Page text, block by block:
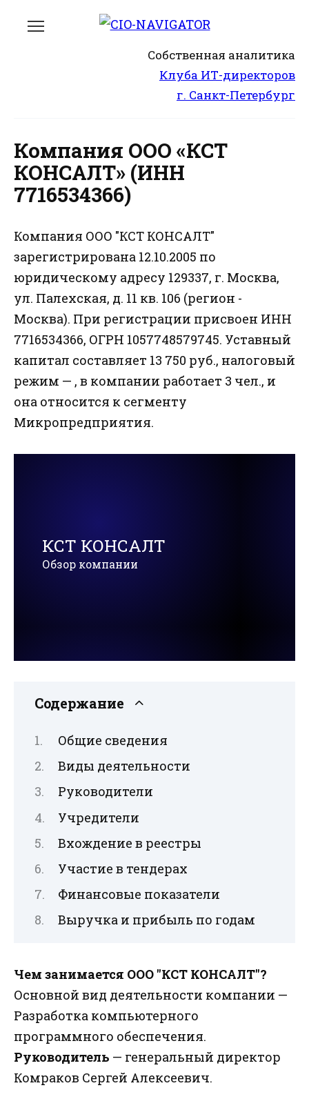
Собственная аналитика
Клуба ИТ-директоров
г. Санкт-Петербург
Компания ООО «КСТ
КОНСАЛТ» (ИНН
7716534366)
Компания ООО "КСТ КОНСАЛТ"
зарегистрирована 12.10.2005 по
юридическому адресу 129337, г. Москва,
ул. Палехская, д. 11 кв. 106 (регион -
Москва). При регистрации присвоен ИНН
7716534366, ОГРН 1057748579745. Уставный
капитал составляет 13 750 руб., налоговый
режим — , в компании работает 3 чел., и
она относится к сегменту
Микропредприятия.
КСТ КОНСАЛТ
Обзор компании
Содержание
Общие сведения
Виды деятельности
Руководители
Учредители
Вхождение в реестры
Участие в тендерах
Финансовые показатели
Выручка и прибыль по годам
Чем занимается ООО "КСТ КОНСАЛТ"?
Основной вид деятельности компании —
Разработка компьютерного
программного обеспечения.
Руководитель — генеральный директор
Комраков Сергей Алексеевич.